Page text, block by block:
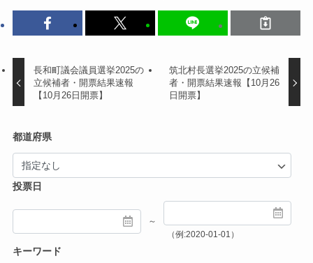
長和町議会議員選挙2025の
立候補者・開票結果速報
【10月26日開票】
筑北村長選挙2025の立候補
者・開票結果速報【10月26
日開票】
都道府県
投票日
～
（例:2020-01-01）
キーワード